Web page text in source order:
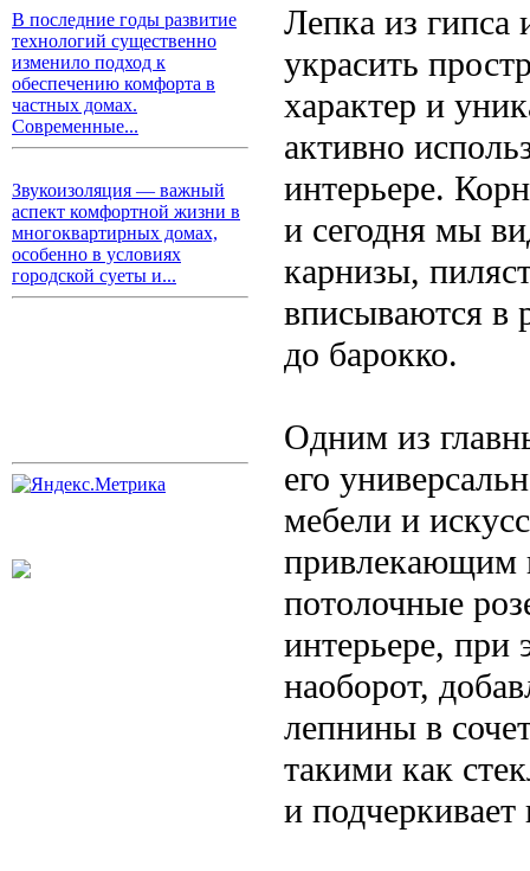
В последние годы развитие
технологий существенно
изменило подход к
обеспечению комфорта в
частных домах.
Современные...
Звукоизоляция — важный
аспект комфортной жизни в
многоквартирных домах,
особенно в условиях
городской суеты и...
Лепка из гипса
украсить
характер и
активно
интерьере.
и сегодня мы
карнизы,
вписываются в
до барокко.
Одним из
его
мебели и
привлекающим
потолочные
интерьере, при
наоборот,
лепнины в
такими как
и